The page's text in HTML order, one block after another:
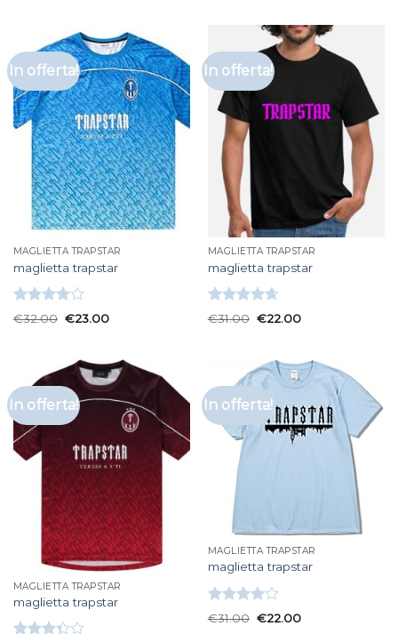
In offerta!
MAGLIETTA TRAPSTAR
maglietta trapstar
Valutato
€32.00 €23.00
In offerta!
MAGLIETTA TRAPSTAR
maglietta trapstar
Valutato
€31.00 €22.00
In offerta!
MAGLIETTA TRAPSTAR
maglietta trapstar
In offerta!
MAGLIETTA TRAPSTAR
maglietta trapstar
Valutato
€31.00 €22.00